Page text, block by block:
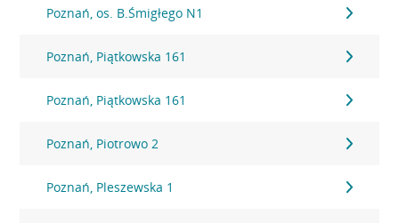
Poznań, os. B.Śmigłego N1
Poznań, Piątkowska 161
Poznań, Piątkowska 161
Poznań, Piotrowo 2
Poznań, Pleszewska 1